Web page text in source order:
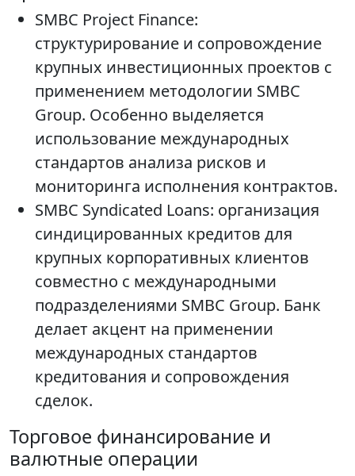
SMBC Project Finance:
структурирование и сопровождение
крупных инвестиционных проектов с
применением методологии SMBC
Group. Особенно выделяется
использование международных
стандартов анализа рисков и
мониторинга исполнения контрактов.
SMBC Syndicated Loans: организация
синдицированных кредитов для
крупных корпоративных клиентов
совместно с международными
подразделениями SMBC Group. Банк
делает акцент на применении
международных стандартов
кредитования и сопровождения
сделок.
Торговое финансирование и
валютные операции